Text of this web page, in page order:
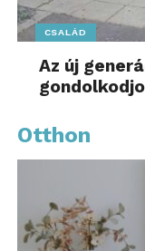
CSALÁD
Az új
Otthon